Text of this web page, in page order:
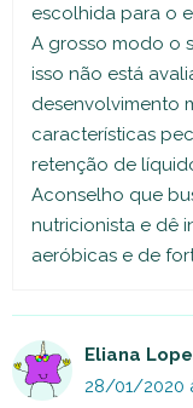
escolhida para o
A grosso modo o
isso não está
desenvolvimento
características
retenção de
Aconselho que
nutricionista e dê
aeróbicas e de
Eliana
28/01/2020